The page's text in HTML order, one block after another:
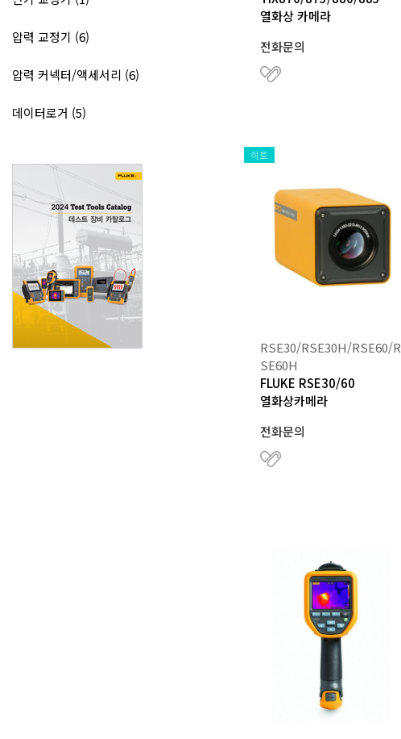
압력 교정기 (6)
압력 커넥터/액세서리 (6)
데이터로거 (5)
열화상 카메라
전화문의
히트
RSE30/RSE30H/RSE60/R
SE60H
FLUKE RSE30/60
열화상카메라
전화문의